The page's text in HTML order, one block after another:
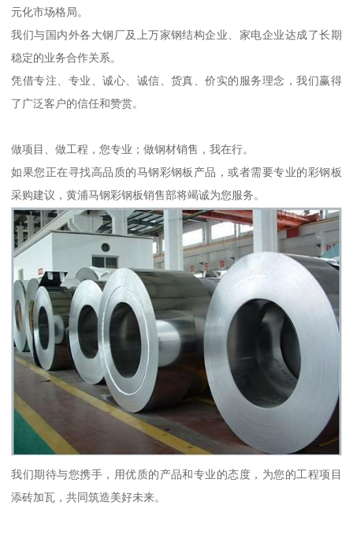
元化市场格局。
我们与国内外各大钢厂及上万家钢结构企业、家电企业达成了长期
稳定的业务合作关系。
凭借专注、专业、诚心、诚信、货真、价实的服务理念，我们赢得
了广泛客户的信任和赞赏。
做项目、做工程，您专业；做钢材销售，我在行。
如果您正在寻找高品质的马钢彩钢板产品，或者需要专业的彩钢板
采购建议，黄浦马钢彩钢板销售部将竭诚为您服务。
我们期待与您携手，用优质的产品和专业的态度，为您的工程项目
添砖加瓦，共同筑造美好未来。